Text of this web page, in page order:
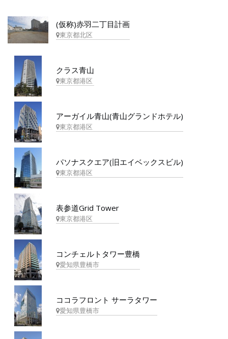
(仮称)赤羽二丁目計画
東京都北区
クラス青山
東京都港区
アーガイル青山(青山グランドホテル)
東京都港区
パソナスクエア(旧エイベックスビル)
東京都港区
表参道Grid Tower
東京都港区
コンチェルトタワー豊橋
愛知県豊橋市
ココラフロント サーラタワー
愛知県豊橋市